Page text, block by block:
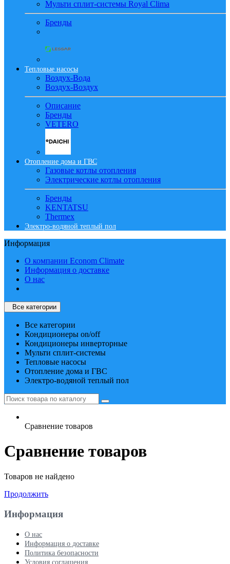
Мульти сплит-системы Royal Clima
Бренды
Тепловые насосы
Воздух-Вода
Воздух-Воздух
Описание
Бренды
VETERO
Отопление дома и ГВС
Газовые котлы отопления
Электрические котлы отопления
Бренды
KENTATSU
Thermex
Электро-водяной теплый пол
Информация
О компании Econom Climate
Информация о доставке
О нас
Все категории
Все категории
Кондиционеры on/off
Кондиционеры инверторные
Мульти сплит-системы
Тепловые насосы
Отопление дома и ГВС
Электро-водяной теплый пол
Сравнение товаров
Сравнение товаров
Товаров не найдено
Продолжить
Информация
О нас
Информация о доставке
Политика безопасности
Условия соглашения